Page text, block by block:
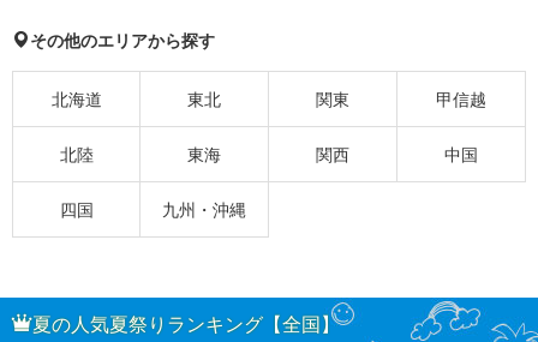
その他のエリアから探す
北海道 東北 関東 甲信越
北陸 東海 関西 中国
四国 九州・沖縄
夏の人気夏祭りランキング【全国】